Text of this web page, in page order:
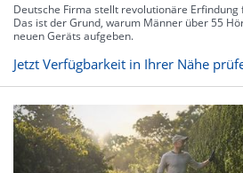
Deutsche Firma stellt revolutionäre
Das ist der Grund, warum Männer über 55
neuen Geräts aufgeben.
Jetzt Verfügbarkeit in Ihrer Nähe